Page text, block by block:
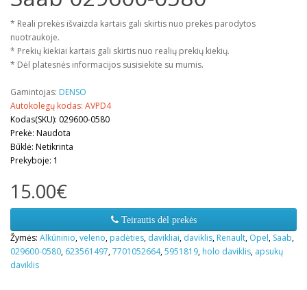
* Reali prekės išvaizda kartais gali skirtis nuo prekės parodytos
nuotraukoje.
* Prekių kiekiai kartais gali skirtis nuo realių prekių kiekių.
* Dėl platesnės informacijos susisiekite su mumis.
Gamintojas: DENSO
Autokolegų kodas: AVPD4
Kodas(SKU): 029600-0580
Prekė: Naudota
Būklė: Netikrinta
Prekyboje: 1
15.00€
Teirautis dėl prekės
Žymės: Alkūninio,veleno, padėties, davikliai, daviklis, Renault, Opel, Saab,
029600-0580, 623561497,7701052664,5951819, holo daviklis, apsukų
daviklis